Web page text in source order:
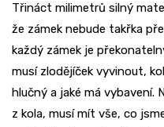
Třináct milimetrů silný
že zámek nebude takřka
každý zámek je
musí zlodějíček vyvinout,
hlučný a jaké má
z kola, musí mít vše, co